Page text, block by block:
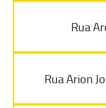
Rua
Rua Arion